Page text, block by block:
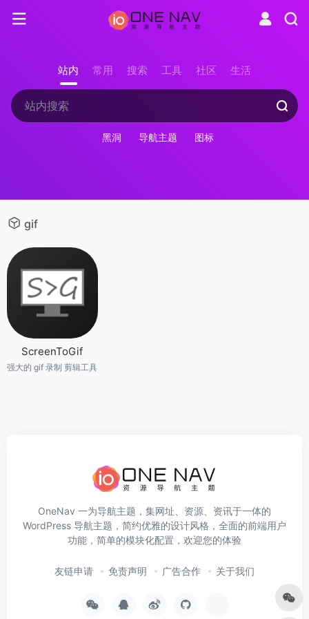
站内 常用 搜索 工具 社区 生活
黑洞 导航主题 图标
gif
ScreenToGif
强大的 gif 录制 剪辑工具
OneNav 一为导航主题，集网址、资源、资讯于一体的
WordPress 导航主题，简约优雅的设计风格，全面的前端用户
功能，简单的模块化配置，欢迎您的体验
友链申请 免责声明 广告合作 关于我们